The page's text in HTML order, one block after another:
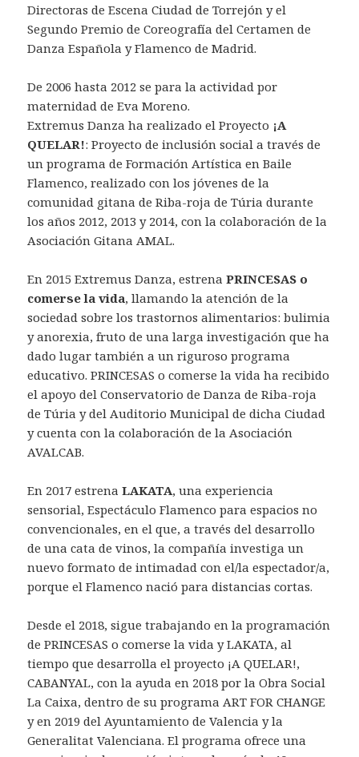
Directoras de Escena Ciudad de Torrejón y el
Segundo Premio de Coreografía del Certamen de
Danza Española y Flamenco de Madrid.
De 2006 hasta 2012 se para la actividad por
maternidad de Eva Moreno.
Extremus Danza ha realizado el Proyecto ¡A
QUELAR!: Proyecto de inclusión social a través de
un programa de Formación Artística en Baile
Flamenco, realizado con los jóvenes de la
comunidad gitana de Riba-roja de Túria durante
los años 2012, 2013 y 2014, con la colaboración de la
Asociación Gitana AMAL.
En 2015 Extremus Danza, estrenaPRINCESAS o
comerse la vida, llamando la atención de la
sociedad sobre los trastornos alimentarios: bulimia
y anorexia, fruto de una larga investigación que ha
dado lugar también a un riguroso programa
educativo. PRINCESAS o comerse la vida ha recibido
el apoyo del Conservatorio de Danza de Riba-roja
de Túria y del Auditorio Municipal de dicha Ciudad
y cuenta con la colaboración de la Asociación
AVALCAB.
En 2017 estrenaLAKATA, una experiencia
sensorial, Espectáculo Flamenco para espacios no
convencionales, en el que, a través del desarrollo
de una cata de vinos, la compañía investiga un
nuevo formato de intimadad con el/la espectador/a,
porque el Flamenco nació para distancias cortas.
Desde el 2018, sigue trabajando en la programación
de PRINCESAS o comerse la vida y LAKATA, al
tiempo que desarrolla el proyecto ¡A QUELAR!,
CABANYAL, con la ayuda en 2018 por la Obra Social
La Caixa, dentro de su programa ART FOR CHANGE
y en 2019 del Ayuntamiento de Valencia y la
Generalitat Valenciana. El programa ofrece una